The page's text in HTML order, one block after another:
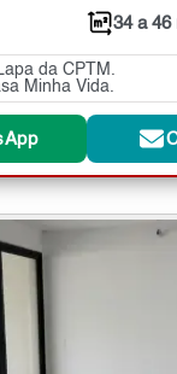
34 a 46
da CPTM.
Minha Vida.